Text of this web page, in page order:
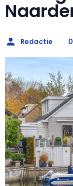
Redactie